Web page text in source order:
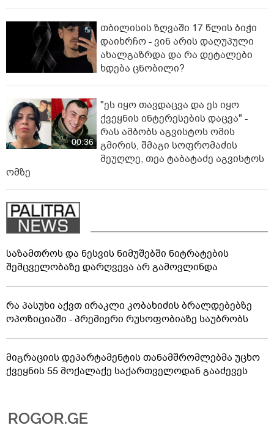
თბილისის ზღვაში 17 წლის ბიჭი
დაიხრჩო - ვინ არის დაღუპული
ახალგაზრდა და რა დეტალები
ხდება ცნობილი?
00:36
"ეს იყო თავდაცვა და ეს იყო
ქვეყნის ინტერესების დაცვა" -
რას ამბობს აგვისტოს ომის
გმირის, შმაგი სოფრომაძის
მეუღლე, თეა ტაბატაძე აგვისტოს
ომზე
საზამთროს და ნესვის ნიმუშებში ნიტრატების
შემცველობაზე დარღვევა არ გამოვლინდა
რა პასუხი აქვთ ირაკლი კობახიძის ბრალდებებზე
ოპოზიციაში - პრემიერი რუსოფობიაზე საუბრობს
მიგრაციის დეპარტამენტის თანამშრომლებმა უცხო
ქვეყნის 55 მოქალაქე საქართველოდან გააძევეს